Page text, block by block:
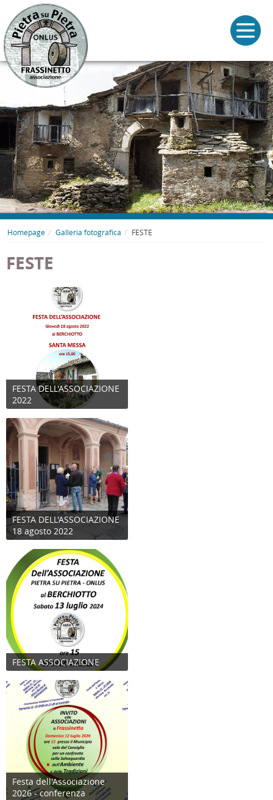
Homepage Galleria fotografica FESTE
FESTE
FESTA DELL'ASSOCIAZIONE
2022
FESTA DELL'ASSOCIAZIONE
18 agosto 2022
FESTA ASSOCIAZIONE
Festa dell'Associazione
2026 - conferenza